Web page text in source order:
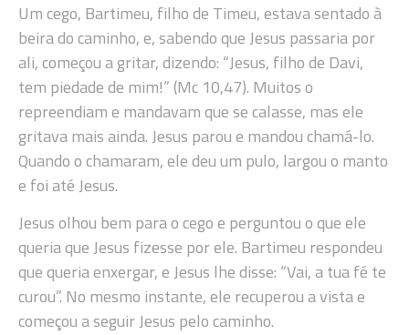
Um cego, Bartimeu, filho de Timeu, estava sentado à
beira do caminho, e, sabendo que Jesus passaria por
ali, começou a gritar, dizendo: “Jesus, filho de Davi,
tem piedade de mim!” (Mc 10,47). Muitos o
repreendiam e mandavam que se calasse, mas ele
gritava mais ainda. Jesus parou e mandou chamá-lo.
Quando o chamaram, ele deu um pulo, largou o manto
e foi até Jesus.
Jesus olhou bem para o cego e perguntou o que ele
queria que Jesus fizesse por ele. Bartimeu respondeu
que queria enxergar, e Jesus lhe disse: “Vai, a tua fé te
curou”. No mesmo instante, ele recuperou a vista e
começou a seguir Jesus pelo caminho.